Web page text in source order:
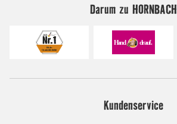
Darum zu HORNBACH
Kundenservice